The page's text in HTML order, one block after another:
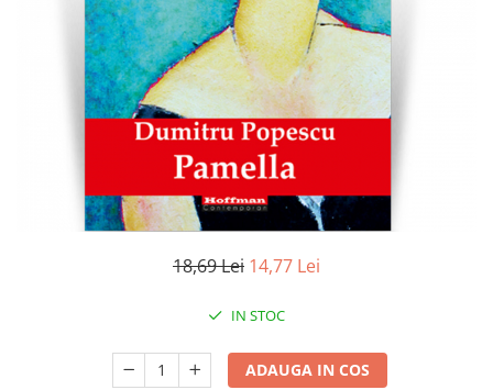
Literatura
Contemporana
Universala
Non-fictiune
Publicistica / Reportaje / Interviuri
18,69 Lei 14,77 Lei
IN STOC
ADAUGA IN COS